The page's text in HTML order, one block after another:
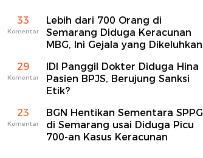
33
Komentar
Lebih dari 700 Orang di
Semarang Diduga Keracunan
MBG, Ini Gejala yang Dikeluhkan
29
Komentar
IDI Panggil Dokter Diduga Hina
Pasien BPJS, Berujung Sanksi
Etik?
23
Komentar
BGN Hentikan Sementara SPPG
di Semarang usai Diduga Picu
700-an Kasus Keracunan